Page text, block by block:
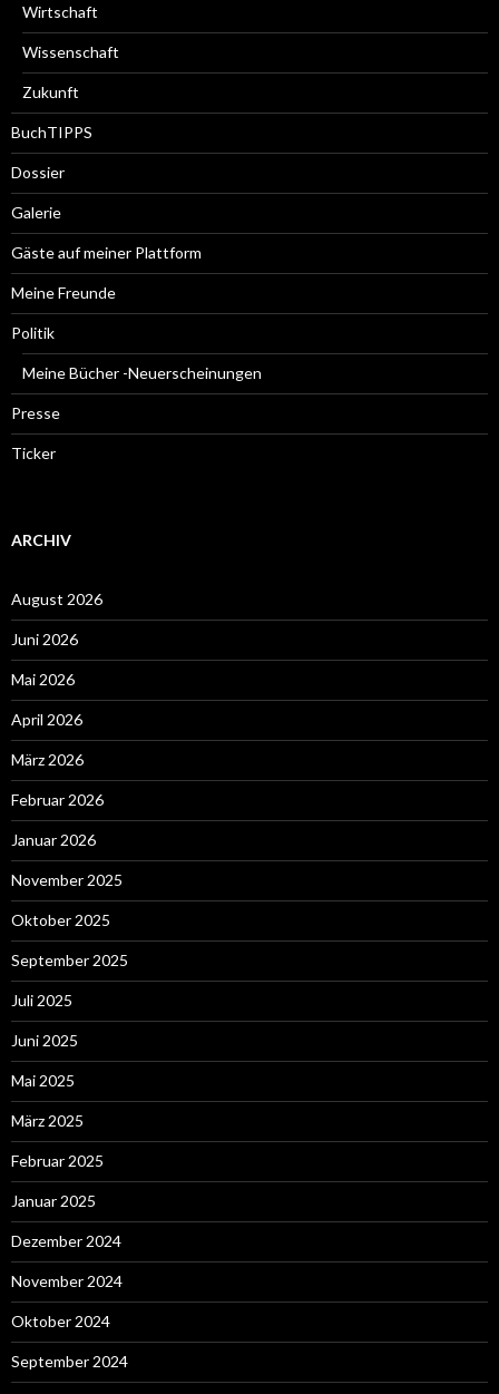
Wirtschaft
Wissenschaft
Zukunft
BuchTIPPS
Dossier
Galerie
Gäste auf meiner Plattform
Meine Freunde
Politik
Meine Bücher -Neuerscheinungen
Presse
Ticker
ARCHIV
August 2026
Juni 2026
Mai 2026
April 2026
März 2026
Februar 2026
Januar 2026
November 2025
Oktober 2025
September 2025
Juli 2025
Juni 2025
Mai 2025
März 2025
Februar 2025
Januar 2025
Dezember 2024
November 2024
Oktober 2024
September 2024